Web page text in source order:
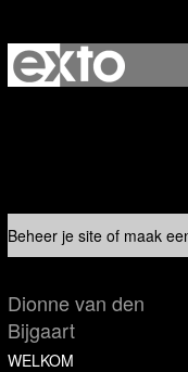
Beheer je site of maak
Dionne van den
Bijgaart
WELKOM